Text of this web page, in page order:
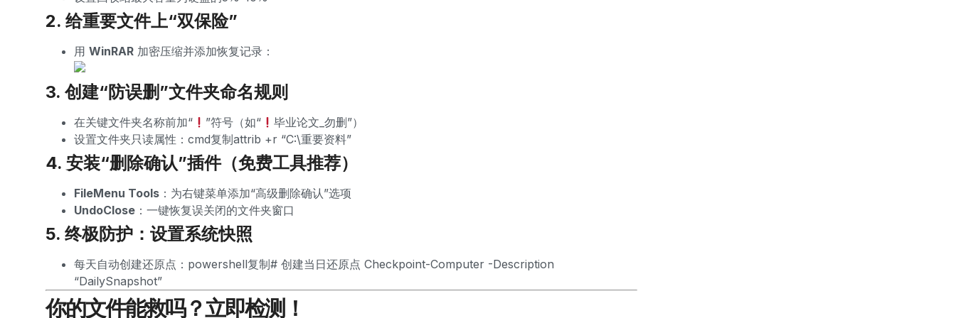
2. 给重要文件上“双保险”
用 WinRAR 加密压缩并添加恢复记录：
3. 创建“防误删”文件夹命名规则
在关键文件夹名称前加“ ”符号（如“
毕业论文_勿删”）
设置文件夹只读属性：cmd复制attrib +r “C:\重要资料”
4. 安装“删除确认”插件（免费工具推荐）
FileMenu Tools ：为右键菜单添加“高级删除确认”选项
UndoClose ：一键恢复误关闭的文件夹窗口
5. 终极防护：设置系统快照
每天自动创建还原点：powershell复制# 创建当日还原点 Checkpoint-Computer -Description
“DailySnapshot”
你的文件能救吗？立即检测！